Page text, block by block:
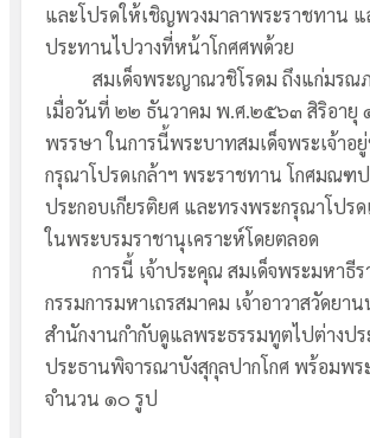
และโปรดให้เชิญพวงมาลาพระราชทาน แ
ประทานไปวางที่หน้าโกศศพด้วย
สมเด็จพระญาณวชิโรดม ถึงแก่มรณภ
เมื่อวันที่ ๒๒ ธันวาคม พ.ศ.๒๕๖๓ สิริอา
พรรษา ในการนี้พระบาทสมเด็จพระเจ้าอ
กรุณาโปรดเกล้าฯ พระราชทาน โกศมณฑ
ประกอบเกียรติยศ และทรงพระกรุณาโปรด
ในพระบรมราชานุเคราะห์โดยตลอด
การนี้ เจ้าประคุณ สมเด็จพระมหาธีร
กรรมการมหาเถรสมาคม เจ้าอาวาสวัดยา
สำนักงานกำกับดูแลพระธรรมทูตไปต่างปร
ประธานพิจารณาบังสุกุลปากโกศ พร้อมพ
จำนวน ๑๐ รูป